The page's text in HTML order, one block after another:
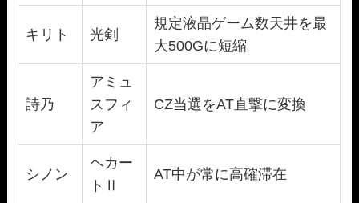
キリト 光剣
規定液晶ゲーム数天井を最
大500Gに短縮
詩乃
アミュ
スフィ
ア
CZ当選をAT直撃に変換
シノン
ヘカー
トⅡ
AT中が常に高確滞在